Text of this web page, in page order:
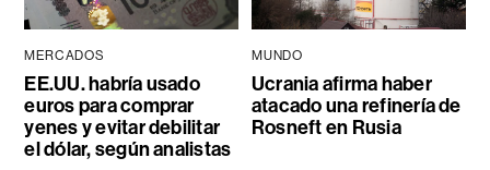
MERCADOS
EE.UU. habría usado
euros para comprar
yenes y evitar debilitar
el dólar, según analistas
MUNDO
Ucrania afirma haber
atacado una refinería de
Rosneft en Rusia